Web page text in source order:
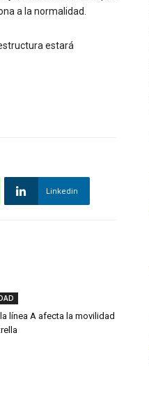
a la normalidad.
estará
Linkedin
línea A afecta la movilidad